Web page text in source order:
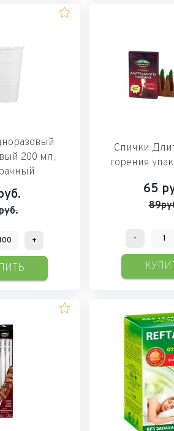
200 мл,
+
Спички
горения
65
-